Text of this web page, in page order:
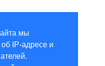
мы
IP-адресе и
global-adv.ru